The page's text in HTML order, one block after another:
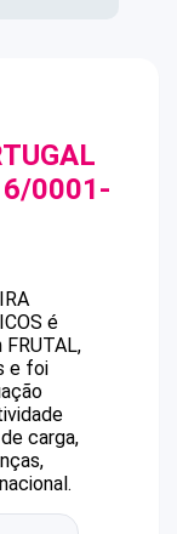
0001-
é
e foi
carga,